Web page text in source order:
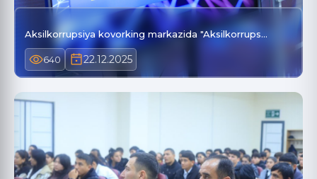
Aksilkorrupsiya kovorking markazida "Aksilkorrups…
640 22.12.2025